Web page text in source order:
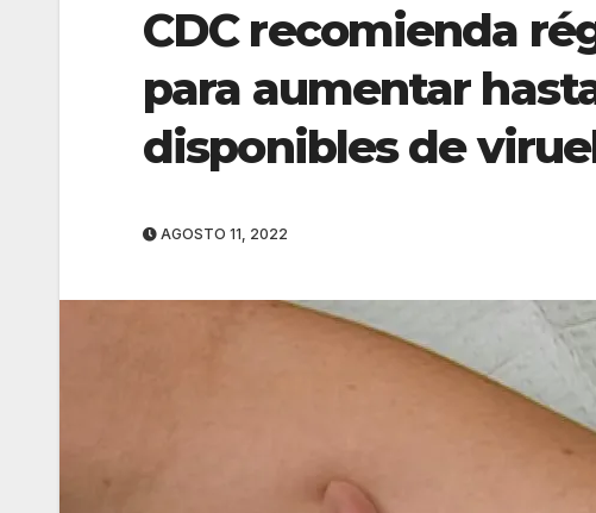
CDC recomienda
para aumentar
disponibles de
AGOSTO 11, 2022